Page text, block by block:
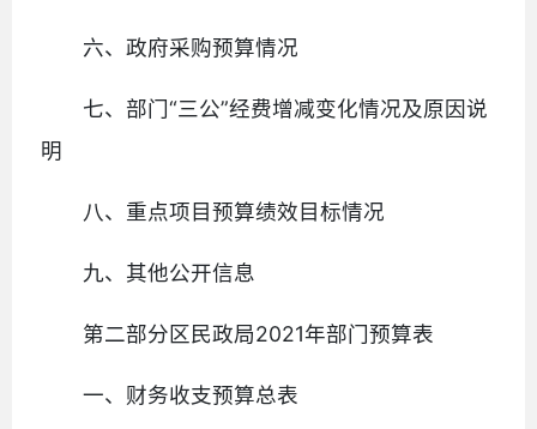
六、政府采购预算情况
七、部门“三公”经费增减变化情况及原因说
明
八、重点项目预算绩效目标情况
九、其他公开信息
第二部分区民政局2021年部门预算表
一、财务收支预算总表